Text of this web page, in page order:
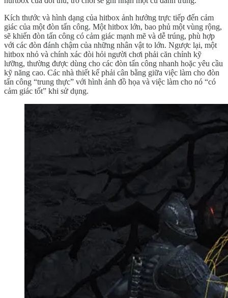
Kích thước và hình dạng của hitbox ảnh hưởng trực tiếp đến cảm
giác của một đòn tấn công. Một hitbox lớn, bao phủ một vùng rộng,
sẽ khiến đòn tấn công có cảm giác mạnh mẽ và dễ trúng, phù hợp
với các đòn đánh chậm của những nhân vật to lớn. Ngược lại, một
hitbox nhỏ và chính xác đòi hỏi người chơi phải căn chỉnh kỹ
lưỡng, thường được dùng cho các đòn tấn công nhanh hoặc yêu cầu
kỹ năng cao. Các nhà thiết kế phải cân bằng giữa việc làm cho đòn
tấn công “trung thực” với hình ảnh đồ họa và việc làm cho nó “có
cảm giác tốt” khi sử dụng.